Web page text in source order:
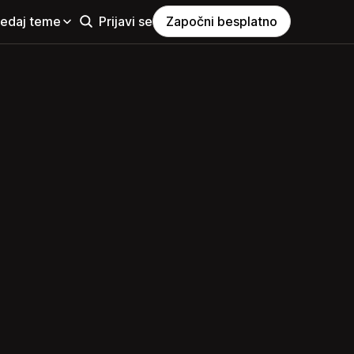
teme Prijavi se Započni besplatno